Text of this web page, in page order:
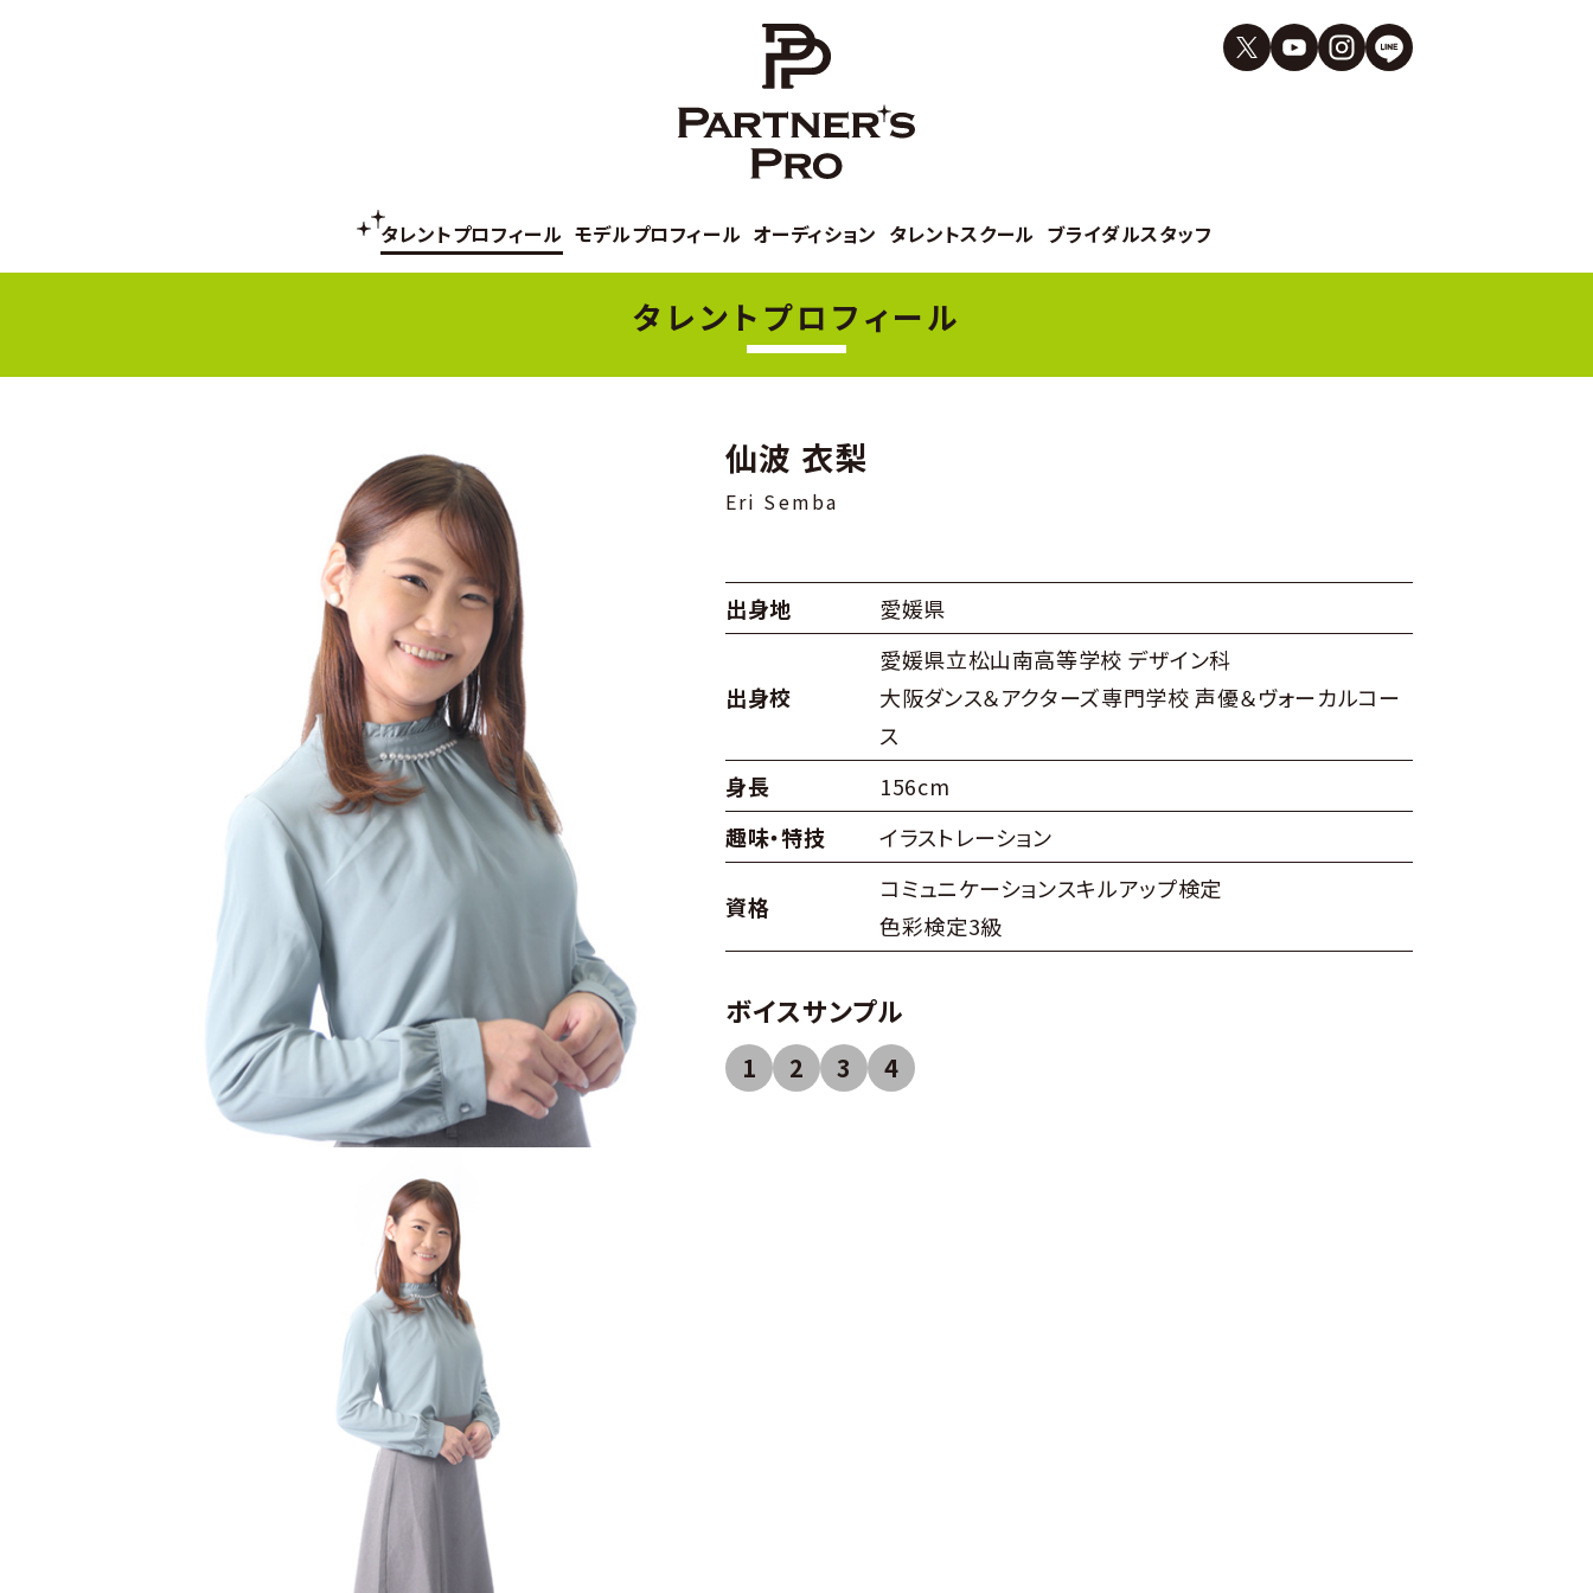
タレントプロフィール モデルプロフィール オーディション タレントスクール ブライダルスタッフ
タレントプロフィール
仙波 衣梨
Eri Semba
出身地 愛媛県
出身校
愛媛県立松山南高等学校 デザイン科
大阪ダンス＆アクターズ専門学校 声優＆ヴォーカルコー
ス
身長
156cm
趣味・特技
イラストレーション
資格
コミュニケーションスキルアップ検定
色彩検定3級
ボイスサンプル
1 2 3 4